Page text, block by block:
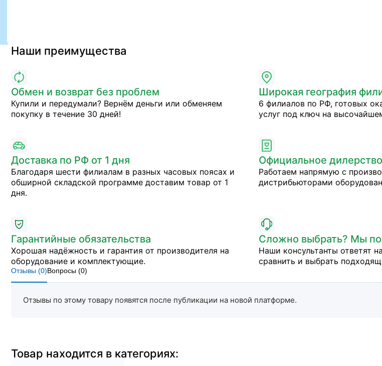
Наши преимущества
Обмен и возврат без проблем
Купили и передумали? Вернём деньги или обменяем
покупку в течение 30 дней!
Широкая география
6 филиалов по РФ, готовых
услуг под ключ на
Доставка по РФ от 1 дня
Благодаря шести филиалам в разных часовых поясах и
обширной складской программе доставим товар от 1
дня.
Официальное дилерство
Работаем напрямую с
дистрибьюторами
Гарантийные обязательства
Хорошая надёжность и гарантия от производителя на
оборудование и комплектующие.
Сложно выбрать? Мы
Наши консультанты ответят
сравнить и выбрать
Отзывы (0)Вопросы (0)
Отзывы по этому товару появятся после публикации на новой платформе.
Товар находится в категориях: